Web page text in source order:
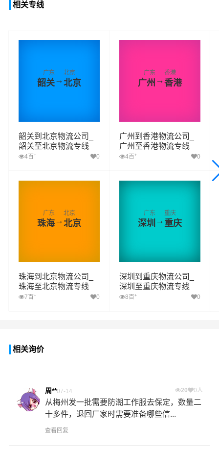
相关专线
广东
韶关→
北京
北京
韶关到北京物流公司_
韶关至北京物流专线
4百 + 0
广东
广州 →
香港
香港
广州到香港物流公司_
广州至香港物流专线
4百 + 0
广东
珠海→
北京
北京
珠海到北京物流公司_
珠海至北京物流专线
7百 + 0
广东
深圳→
重庆
重庆
深圳到重庆物流公司_
深圳至重庆物流专线
8百 + 0
相关询价
周**07-14 20 0人
从梅州发一批需要防潮工作服去保定，数量二
十多件，退回厂家时需要准备哪些信...
查看回复